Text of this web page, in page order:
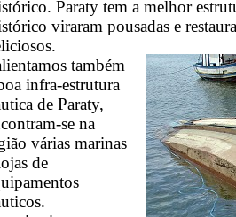
Paraty tem a melhor
viraram pousadas e
também
infra-estrutura
de Paraty,
se na
várias marinas
de